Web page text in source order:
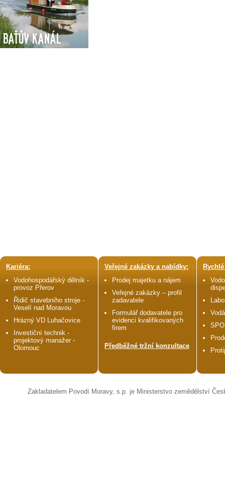
Baťův kanál
Kariéra:
Vodohospodářský dělník -
provoz Přerov
Řidič stavebního stroje -
Veselí nad Moravou
Hrázný VD Luhačovice
Investiční technik -
projektový manažer -
Olomouc
Veřejné zakázky a nabídky:
Prodej majetku a nájem
Veřejné zakázky – profil
zadavatele
Formulář dodavatele pro
evidenci kvalifikovaných
firem
Předběžné tržní konzultace
Zakladatelem Povodí Moravy, s.p. je Ministerstvo zemědělství